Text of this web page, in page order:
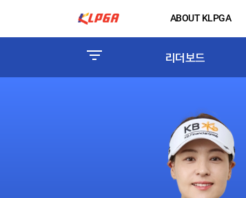
ABOUT KLPGA
리더보드